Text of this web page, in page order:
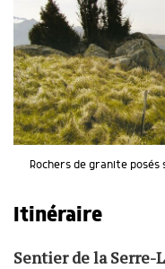
Rochers de granite
Itinéraire
Sentier de la Serre-